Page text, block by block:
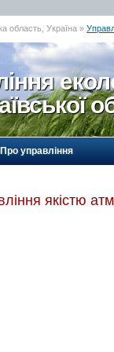
область, Україна »
Про управління
якістю